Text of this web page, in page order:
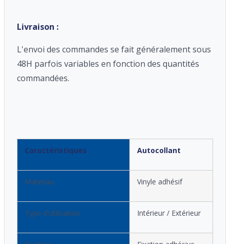
Livraison :
L'envoi des commandes se fait généralement sous
48H parfois variables en fonction des quantités
commandées.
Caractéristiques Autocollant
Matériau Vinyle adhésif
Type d'utilisation Intérieur / Extérieur